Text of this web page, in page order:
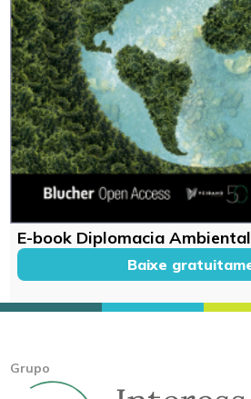
E-book Diplomacia Ambiental
Baixe
Grupo